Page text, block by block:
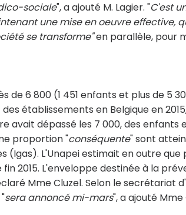
sociale", a ajouté M. Lagier. "C'est
une mise en oeuvre effective,
se transforme"en parallèle, pour
6 800 (1 451 enfants et plus de 5
établissements en Belgique en
avait dépassé les 7 000, des
proportion "conséquente" sont
(Igas). L'Unapei estimait en outre que
2015. L'enveloppe destinée à la
Mme Cluzel. Selon le secrétariat
sera annoncé mi-mars", a ajouté Mme